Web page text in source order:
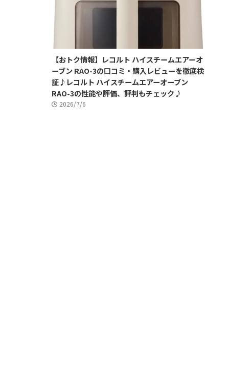
【おトク情報】レコルト ハイスチームエアーオ
ーブン RAO-3の口コミ・購入レビューを徹底検
証♪レコルト ハイスチームエアーオーブン
RAO-3の性能や評価、評判もチェック♪
2026/7/6